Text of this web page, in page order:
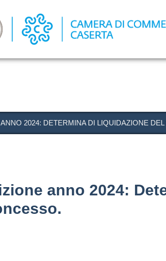
contenuto
principale
2024: DETERMINA DI LIQUIDAZIONE
anno 2024: